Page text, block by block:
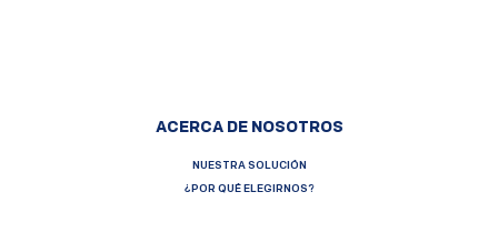
ACERCA DE NOSOTROS
NUESTRA SOLUCIÓN
¿POR QUÉ ELEGIRNOS?